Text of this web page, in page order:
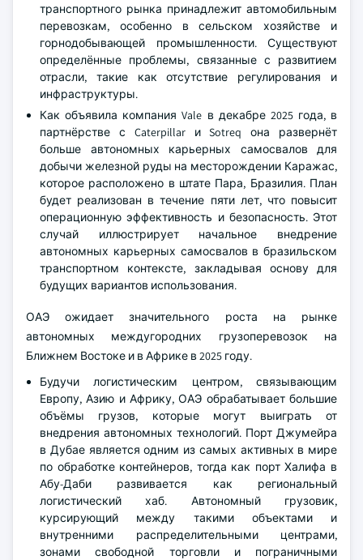
транспортного рынка принадлежит автомобильным
перевозкам, особенно в сельском хозяйстве и
горнодобывающей промышленности. Существуют
определённые проблемы, связанные с развитием
отрасли, такие как отсутствие регулирования и
инфраструктуры.
Как объявила компания Vale в декабре 2025 года, в
партнёрстве с Caterpillar и Sotreq она развернёт
больше автономных карьерных самосвалов для
добычи железной руды на месторождении Каражас,
которое расположено в штате Пара, Бразилия. План
будет реализован в течение пяти лет, что повысит
операционную эффективность и безопасность. Этот
случай иллюстрирует начальное внедрение
автономных карьерных самосвалов в бразильском
транспортном контексте, закладывая основу для
будущих вариантов использования.
ОАЭ ожидает значительного роста на рынке
автономных междугородних грузоперевозок на
Ближнем Востоке и в Африке в 2025 году.
Будучи логистическим центром, связывающим
Европу, Азию и Африку, ОАЭ обрабатывает большие
объёмы грузов, которые могут выиграть от
внедрения автономных технологий. Порт Джумейра
в Дубае является одним из самых активных в мире
по обработке контейнеров, тогда как порт Халифа в
Абу-Даби развивается как региональный
логистический хаб. Автономный грузовик,
курсирующий между такими объектами и
внутренними распределительными центрами,
зонами свободной торговли и пограничными